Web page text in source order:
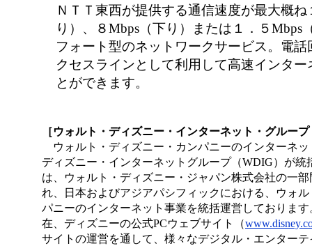
ＮＴＴ東西が提供する通信速度が最大概ね
り）、８Mbps（下り）または１．５Mbps
フォート型のネットワークサービス。電
クセスラインとして利用して高速インタ
とができます。
［ウォルト・ディズニー・インターネット・グルー
ウォルト・ディズニー・カンパニーのインターネ
ディズニー・インターネットグループ（WDIG）が統
は、ウォルト・ディズニー・ジャパン株式会社の一
れ、日本およびアジアパシフィックにおける、ウォ
パニーのインターネット事業を統括運営しておりま
在、ディズニーの公式PCウェブサイト（
サイトの運営を通して、様々なデジタル・エンター